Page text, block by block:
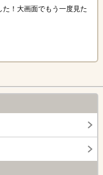
！大画面でもう一度見た